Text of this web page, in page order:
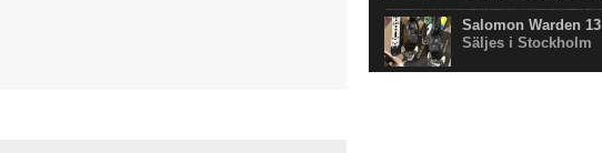
Salomon Warden 13
Säljes i Stockholm